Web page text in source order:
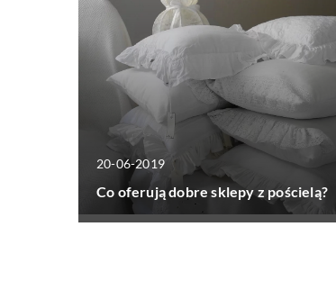
20-06-2019
Co oferują dobre sklepy z pościelą?